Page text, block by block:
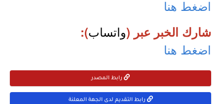
اضغط هنا
شارك الخبر عبر (واتساب):
اضغط هنا
رابط المصدر
رابط التقديم لدى الجهة المعلنة